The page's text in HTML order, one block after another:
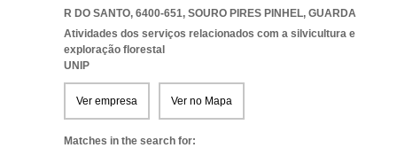
R DO SANTO, 6400-651, SOURO PIRES PINHEL, GUARDA
Atividades dos serviços relacionados com a silvicultura e
exploração florestal
UNIP
Ver empresa Ver no Mapa
Matches in the search for: